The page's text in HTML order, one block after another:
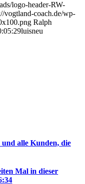
logo-header-RW-
vogtland-coach.de/wp-
Ralph
luisneu
alle Kunden, die
Mal in dieser